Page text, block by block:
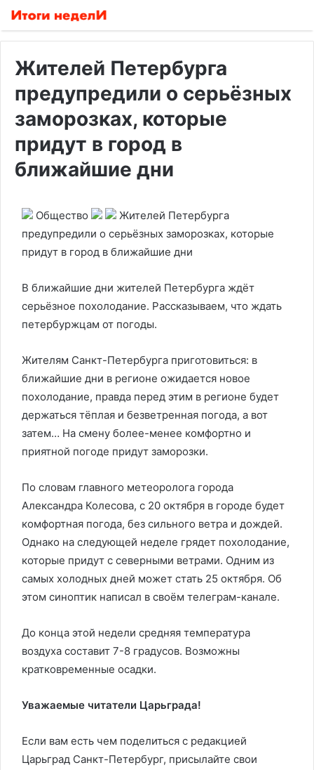
Жителей Петербурга
предупредили о серьёзных
заморозках, которые
придут в город в
ближайшие дни
Общество
Жителей Петербурга
предупредили о серьёзных заморозках, которые
придут в город в ближайшие дни
В ближайшие дни жителей Петербурга ждёт
серьёзное похолодание. Рассказываем, что ждать
петербуржцам от погоды.
Жителям Санкт-Петербурга приготовиться: в
ближайшие дни в регионе ожидается новое
похолодание, правда перед этим в регионе будет
держаться тёплая и безветренная погода, а вот
затем… На смену более-менее комфортно и
приятной погоде придут заморозки.
По словам главного метеоролога города
Александра Колесова, с 20 октября в городе будет
комфортная погода, без сильного ветра и дождей.
Однако на следующей неделе грядет похолодание,
которые придут с северными ветрами. Одним из
самых холодных дней может стать 25 октября. Об
этом синоптик написал в своём телеграм-канале.
До конца этой недели средняя температура
воздуха составит 7-8 градусов. Возможны
кратковременные осадки.
Уважаемые читатели Царьграда!
Если вам есть чем поделиться с редакцией
Царьград Санкт-Петербург, присылайте свои